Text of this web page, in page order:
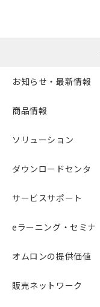
お知らせ・最新情報
商品情報
ソリューション
ダウンロードセンタ
サービスサポート
eラーニング・セミナ
オムロンの提供価値
販売ネットワーク